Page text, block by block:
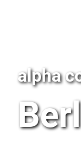
alpha